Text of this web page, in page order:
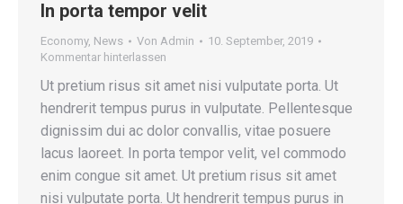
In porta tempor velit
Economy, News Von Admin
10. September, 2019
Kommentar hinterlassen
Ut pretium risus sit amet nisi vulputate porta. Ut
hendrerit tempus purus in vulputate. Pellentesque
dignissim dui ac dolor convallis, vitae posuere
lacus laoreet. In porta tempor velit, vel commodo
enim congue sit amet. Ut pretium risus sit amet
nisi vulputate porta. Ut hendrerit tempus purus in